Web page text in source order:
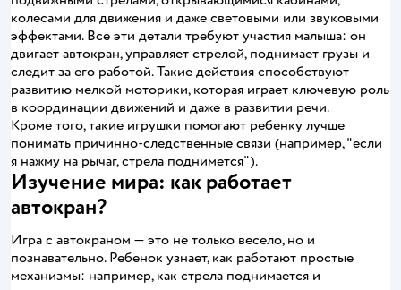
колесами для движения и даже световыми или звуковыми
эффектами. Все эти детали требуют участия малыша: он
двигает автокран, управляет стрелой, поднимает грузы и
следит за его работой. Такие действия способствуют
развитию мелкой моторики, которая играет ключевую роль
в координации движений и даже в развитии речи.
Кроме того, такие игрушки помогают ребенку лучше
понимать причинно-следственные связи (например, "если
я нажму на рычаг, стрела поднимется").
Изучение мира: как работает
автокран?
Игра с автокраном — это не только весело, но и
познавательно. Ребенок узнает, как работают простые
механизмы: например, как стрела поднимается и